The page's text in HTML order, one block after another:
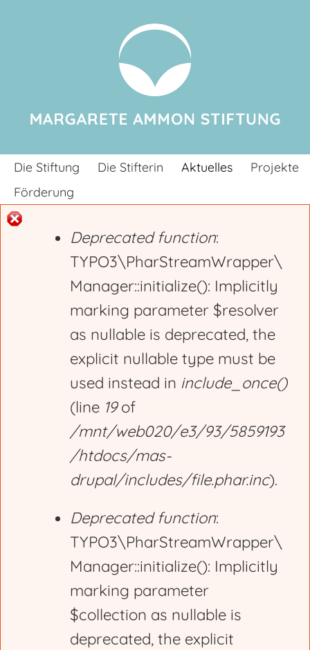
Die Stiftung Die Stifterin Aktuelles
Projekte
Förderung
Deprecated function:
TYPO3\PharStreamWrapper\
Manager::initialize(): Implicitly
marking parameter $resolver
as nullable is deprecated, the
explicit nullable type must be
used instead in include_once()
(line 19of
/mnt/web020/e3/93/5859193
/htdocs/mas-
drupal/includes/file.phar.inc).
Deprecated function:
TYPO3\PharStreamWrapper\
Manager::initialize(): Implicitly
marking parameter
$collection as nullable is
deprecated, the explicit